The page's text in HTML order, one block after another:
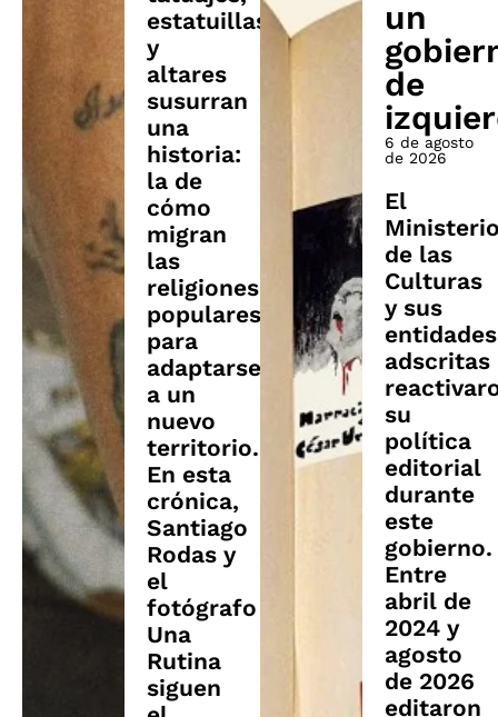
estatuillas
y
altares
susurran
una
historia:
la de
cómo
migran
las
religiones
populares
para
adaptarse
a un
nuevo
territorio.
En esta
crónica,
Santiago
Rodas y
el
fotógrafo
Una
Rutina
siguen
un
de
6 de agosto
de 2026
El
de las
Culturas
y sus
entidades
adscritas
su
política
editorial
durante
este
gobierno.
Entre
abril de
2024 y
agosto
de 2026
editaron